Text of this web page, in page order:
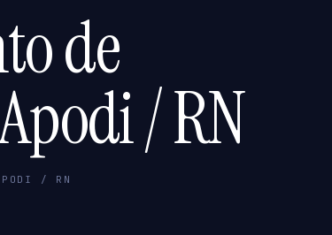
de
/ RN
/ RN